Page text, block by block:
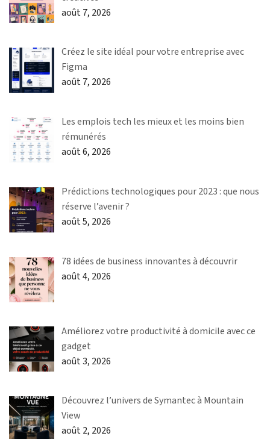
août 7, 2026
Créez le site idéal pour votre entreprise avec
Figma
août 7, 2026
Les emplois tech les mieux et les moins bien
rémunérés
août 6, 2026
Prédictions technologiques pour 2023 : que nous
réserve l’avenir ?
août 5, 2026
78 idées de business innovantes à découvrir
août 4, 2026
Améliorez votre productivité à domicile avec ce
gadget
août 3, 2026
Découvrez l’univers de Symantec à Mountain
View
août 2, 2026